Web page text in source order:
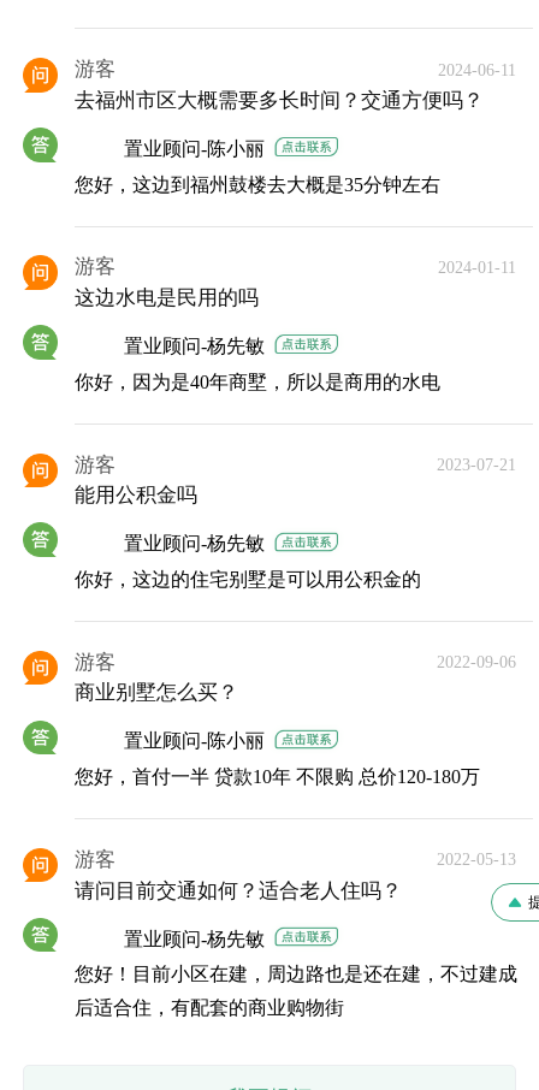
游客 2024-06-11
去福州市区大概需要多长时间？交通方便吗？
置业顾问-陈小丽
您好，这边到福州鼓楼去大概是35分钟左右
游客 2024-01-11
这边水电是民用的吗
置业顾问-杨先敏
你好，因为是40年商墅，所以是商用的水电
游客 2023-07-21
能用公积金吗
置业顾问-杨先敏
你好，这边的住宅别墅是可以用公积金的
游客 2022-09-06
商业别墅怎么买？
置业顾问-陈小丽
您好，首付一半 贷款10年 不限购 总价120-180万
游客 2022-05-13
请问目前交通如何？适合老人住吗？
置业顾问-杨先敏
您好！目前小区在建，周边路也是还在建，不过建成
后适合住，有配套的商业购物街
提问